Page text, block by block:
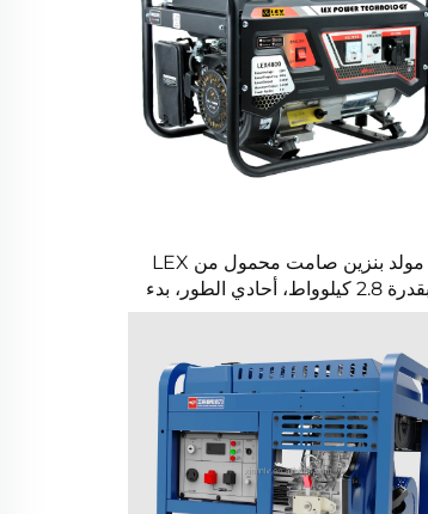
مولد بنزين صامت محمول من LEX
بقدرة 2.8 كيلوواط، أحادي الطور، بدء
يدوي، لتزويد الكهرباء للمنزل أو أثناء